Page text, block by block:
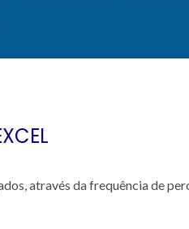
através da frequência de